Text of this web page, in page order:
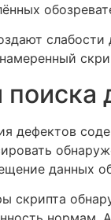
дефектов
данных
скрипта